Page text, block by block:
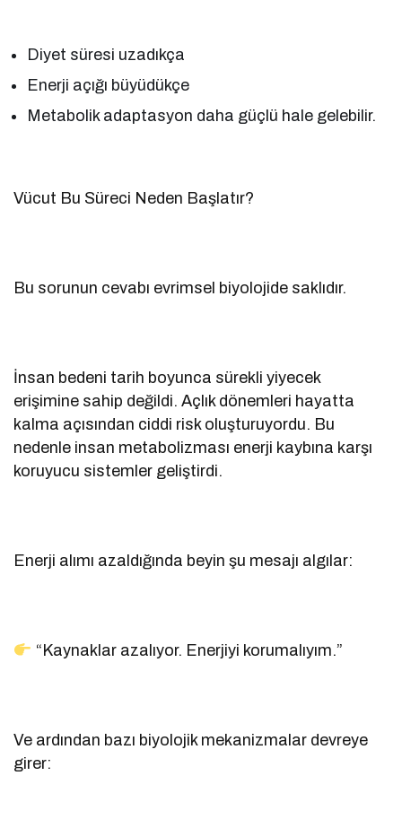
Diyet süresi uzadıkça
Enerji açığı büyüdükçe
Metabolik adaptasyon daha güçlü hale gelebilir.
Vücut Bu Süreci Neden Başlatır?
Bu sorunun cevabı evrimsel biyolojide saklıdır.
İnsan bedeni tarih boyunca sürekli yiyecek
erişimine sahip değildi. Açlık dönemleri hayatta
kalma açısından ciddi risk oluşturuyordu. Bu
nedenle insan metabolizması enerji kaybına karşı
koruyucu sistemler geliştirdi.
Enerji alımı azaldığında beyin şu mesajı algılar:
“Kaynaklar azalıyor. Enerjiyi korumalıyım.”
Ve ardından bazı biyolojik mekanizmalar devreye
girer: